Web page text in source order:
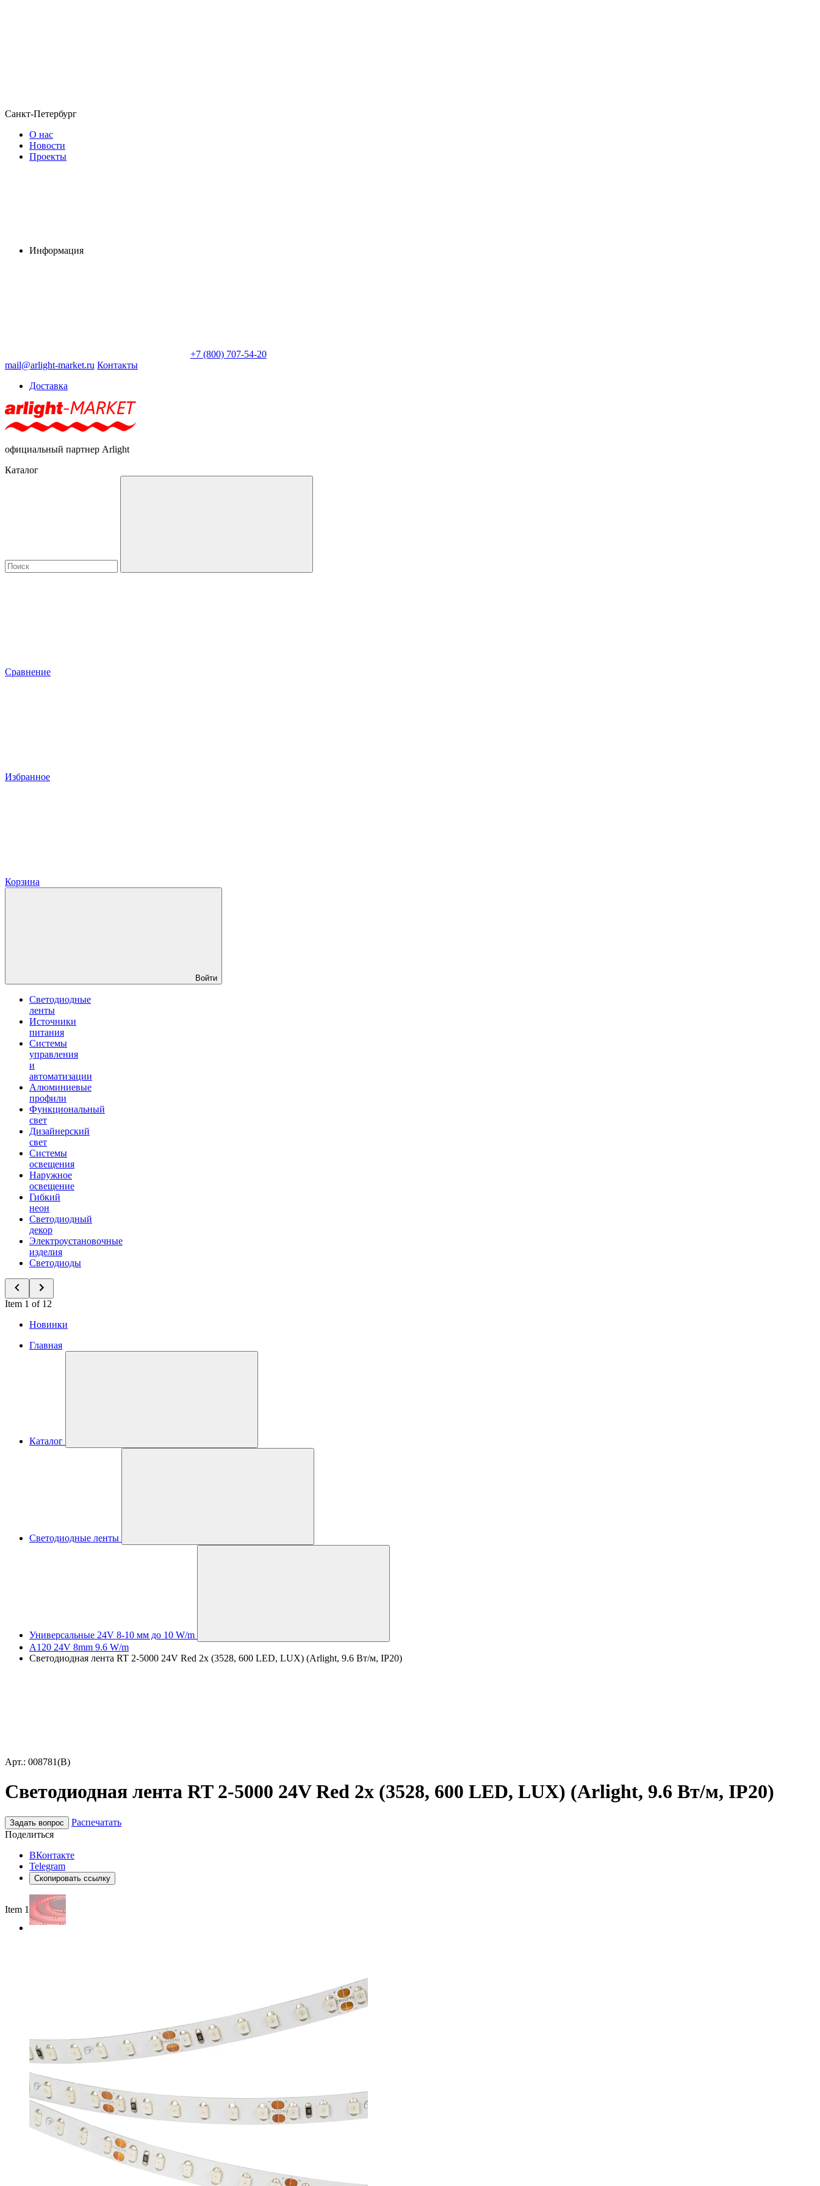
Санкт-Петербург
О нас
Новости
Проекты
Информация
+7 (800) 707-54-20
mail@arlight-market.ru Контакты
Доставка
официальный партнер Arlight
Каталог
Сравнение
Избранное
Корзина
Войти
Светодиодные
ленты
Источники
питания
Системы
управления
и
автоматизации
Алюминиевые
профили
Функциональный
свет
Дизайнерский
свет
Системы
освещения
Наружное
освещение
Гибкий
неон
Светодиодный
декор
Электроустановочные
изделия
Светодиоды
Item 1 of 12
Новинки
Главная
Каталог
Светодиодные ленты
Универсальные 24V 8-10 мм до 10 W/m
A120 24V 8mm 9.6 W/m
Светодиодная лента RT 2-5000 24V Red 2х (3528, 600 LED, LUX) (Arlight, 9.6 Вт/м, IP20)
Арт.: 008781(B)
Светодиодная лента RT 2-5000 24V Red 2х (3528, 600 LED, LUX) (Arlight, 9.6 Вт/м, IP20)
Задать вопрос
Распечатать
Поделиться
ВКонтакте
Telegram
Скопировать ссылку
Item 1 of 2